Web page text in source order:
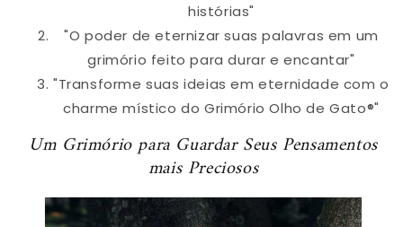
histórias"
"O poder de eternizar suas palavras em um
grimório feito para durar e encantar"
"Transforme suas ideias em eternidade com o
charme místico do Grimório Olho de Gato®"
Um Grimório para Guardar Seus Pensamentos
mais Preciosos